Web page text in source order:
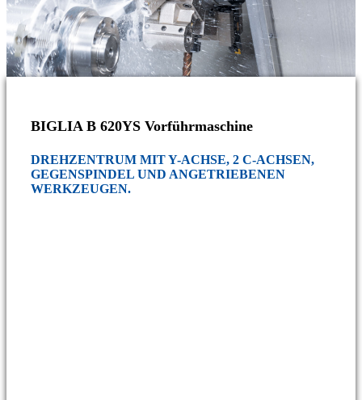
BIGLIA B 620YS Vorführmaschine
DREHZENTRUM MIT Y-ACHSE, 2 C-ACHSEN,
GEGENSPINDEL UND ANGETRIEBENEN
WERKZEUGEN.